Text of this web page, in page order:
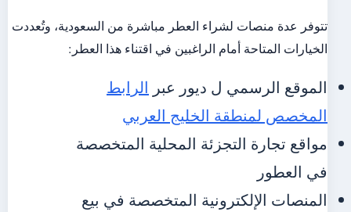
تتوفر عدة منصات لشراء العطر مباشرة من السعودية، وتُعددت
الخيارات المتاحة أمام الراغبين في اقتناء هذا العطر:
الموقع الرسمي ل ديور عبر الرابط
المخصص لمنطقة الخليج العربي
مواقع تجارة التجزئة المحلية المتخصصة
في العطور
المنصات الإلكترونية المتخصصة في بيع